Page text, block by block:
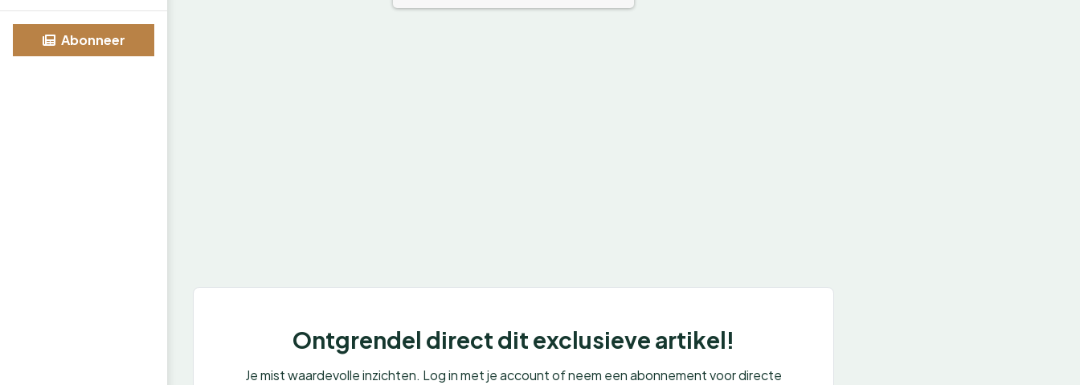
Abonneer
Ontgrendel direct dit exclusieve artikel!
Je mist waardevolle inzichten. Log in met je account of neem een abonnement voor directe